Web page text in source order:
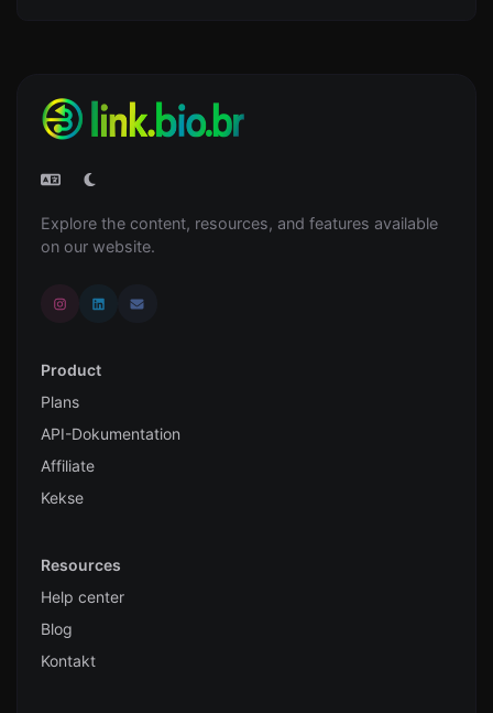
Explore the content, resources, and features available
on our website.
Product
Plans
API-Dokumentation
Affiliate
Kekse
Resources
Help center
Blog
Kontakt